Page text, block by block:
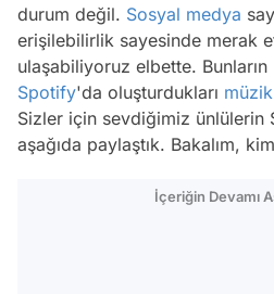
durum değil. Sosyal medya
erişilebilirlik sayesinde merak
ulaşabiliyoruz elbette. Bunların
Spotify'da oluşturdukları müzik
Sizler için sevdiğimiz ünlülerin
aşağıda paylaştık. Bakalım,
İçeriğin Devamı